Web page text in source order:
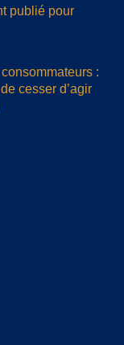
publié pour
:
cesser d’agir